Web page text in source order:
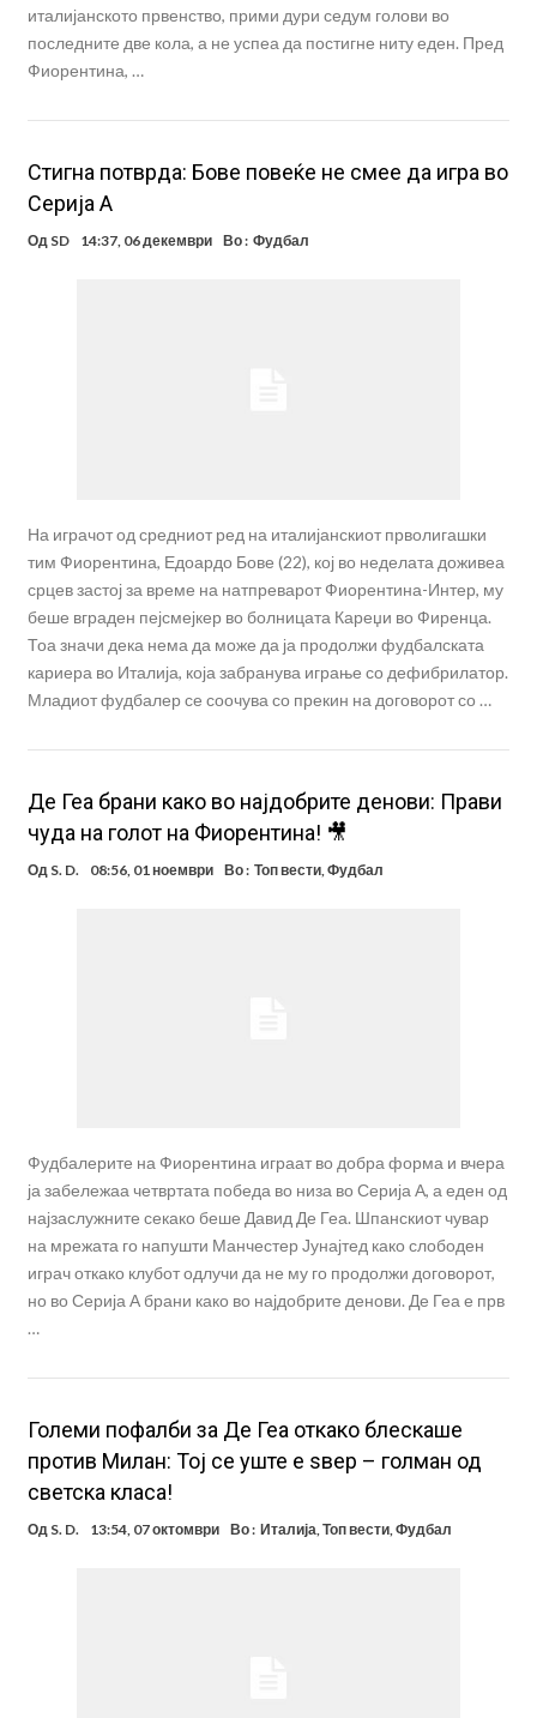
италијанското првенство, прими дури седум голови во
последните две кола, а не успеа да постигне ниту еден. Пред
Фиорентина, …
Стигна потврда: Бове повеќе не смее да игра во
Серија А
Од SD 14:37, 06 декември Во : Фудбал
На играчот од средниот ред на италијанскиот прволигашки
тим Фиорентина, Едоардо Бове (22), кој во неделата доживеа
срцев застој за време на натпреварот Фиорентина-Интер, му
беше вграден пејсмејкер во болницата Кареџи во Фиренца.
Тоа значи дека нема да може да ја продолжи фудбалската
кариера во Италија, која забранува играње со дефибрилатор.
Младиот фудбалер се соочува со прекин на договорот со …
Де Геа брани како во најдобрите денови: Прави
чуда на голот на Фиорентина! 🎥
Од S. D. 08:56, 01 ноември Во : Топ вести, Фудбал
Фудбалерите на Фиорентина играат во добра форма и вчера
ја забележаа четвртата победа во низа во Серија А, а еден од
најзаслужните секако беше Давид Де Геа. Шпанскиот чувар
на мрежата го напушти Манчестер Јунајтед како слободен
играч откако клубот одлучи да не му го продолжи договорот,
но во Серија А брани како во најдобрите денови. Де Геа е прв
…
Големи пофалби за Де Геа откако блескаше
против Милан: Тој се уште е ѕвер – голман од
светска класа!
Од S. D. 13:54, 07 октомври Во : Италија,Топ вести,Фудбал